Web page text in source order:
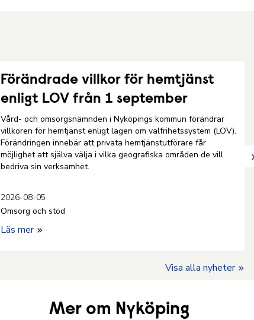
Förändrade villkor för hemtjänst
enligt LOV från 1 september
Vård- och omsorgsnämnden i Nyköpings kommun förändrar
villkoren för hemtjänst enligt lagen om valfrihetssystem (LOV).
Förändringen innebär att privata hemtjänstutförare får
möjlighet att själva välja i vilka geografiska områden de vill
bedriva sin verksamhet.
2026-08-05
Omsorg och stöd
Läs mer
Visa alla nyheter
Mer om Nyköping